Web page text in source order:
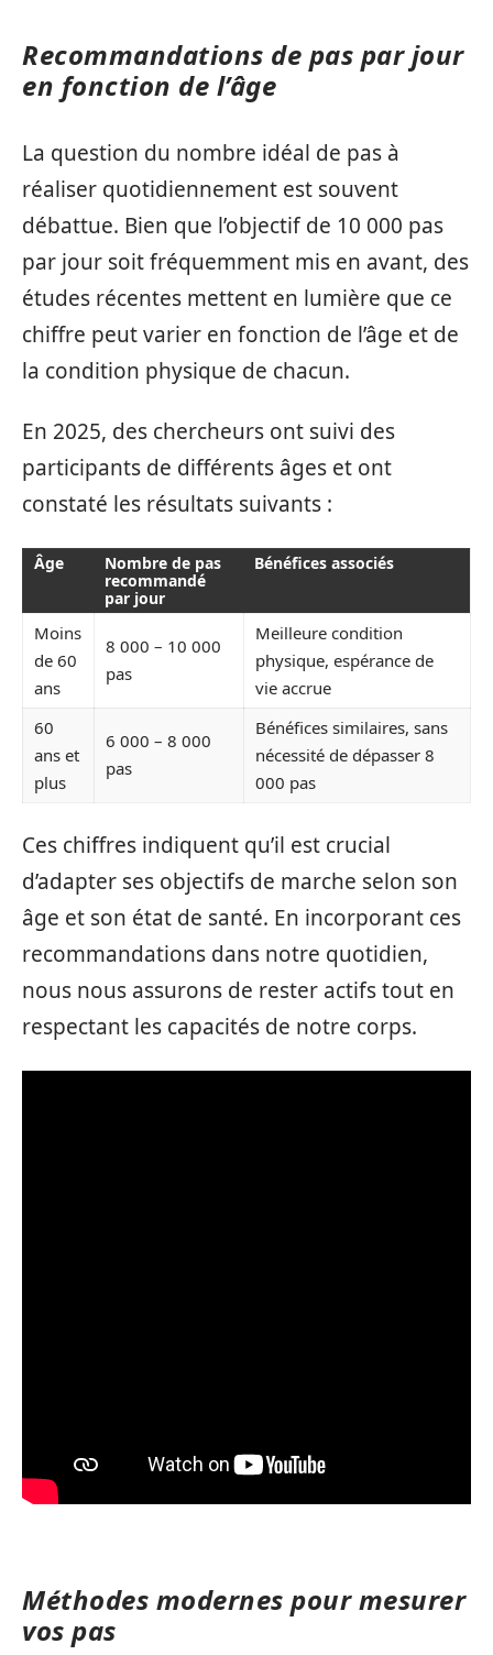
Recommandations de pas par jour
en fonction de l’âge
La question du nombre idéal de pas à
réaliser quotidiennement est souvent
débattue. Bien que l’objectif de 10 000 pas
par jour soit fréquemment mis en avant, des
études récentes mettent en lumière que ce
chiffre peut varier en fonction de l’âge et de
la condition physique de chacun.
En 2025, des chercheurs ont suivi des
participants de différents âges et ont
constaté les résultats suivants :
Âge
Nombre de pas
recommandé
par jour
Bénéfices associés
Moins
de 60
ans
8 000 – 10 000
pas
Meilleure condition
physique, espérance de
vie accrue
60
ans et
plus
6 000 – 8 000
pas
Bénéfices similaires, sans
nécessité de dépasser 8
000 pas
Ces chiffres indiquent qu’il est crucial
d’adapter ses objectifs de marche selon son
âge et son état de santé. En incorporant ces
recommandations dans notre quotidien,
nous nous assurons de rester actifs tout en
respectant les capacités de notre corps.
Méthodes modernes pour mesurer
vos pas